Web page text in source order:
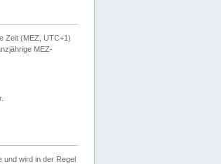
Zeit (MEZ, UTC+1)
MEZ-
und wird in der Regel